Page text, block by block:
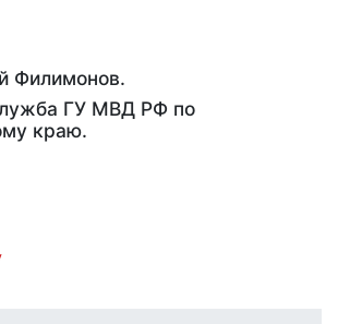
Филимонов.
ГУ МВД РФ по
краю.